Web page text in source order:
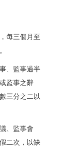
每三個月至
、監事過半
監事之辭
三分之二以
、監事會
二次，以缺